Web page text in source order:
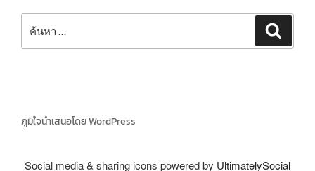
ค้นหา:
ภูมิใจนำเสนอโดย WordPress
Social media & sharing icons powered by UltimatelySocial